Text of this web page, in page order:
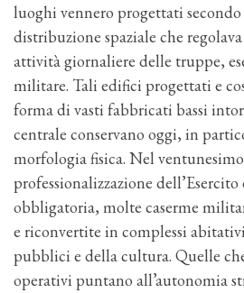
luoghi vennero progettati
distribuzione spaziale che
attività giornaliere delle truppe,
militare. Tali edifici progettati e
forma di vasti fabbricati bassi
centrale conservano oggi, in
morfologia fisica. Nel
professionalizzazione
obbligatoria, molte caserme
e riconvertite in complessi
pubblici e della cultura. Quelle
operativi puntano all’autonomia